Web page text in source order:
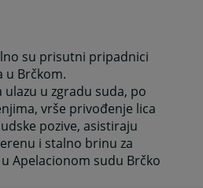
su prisutni pripadnici
u Brčkom.
u zgradu suda, po
vrše privođenje lica
pozive, asistiraju
i stalno brinu za
Apelacionom sudu Brčko